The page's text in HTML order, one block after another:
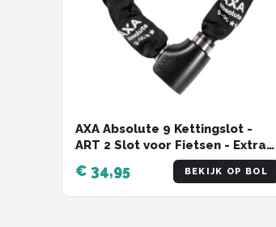
AXA Absolute 9 Kettingslot -
ART 2 Slot voor Fietsen - Extra
Dikke Schakels - 90 cm - 9 mm -
Zwart
€ 34,95 BEKIJK OP BOL